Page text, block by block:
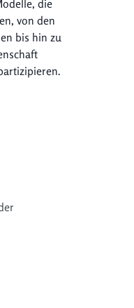
die
von den
bis hin zu